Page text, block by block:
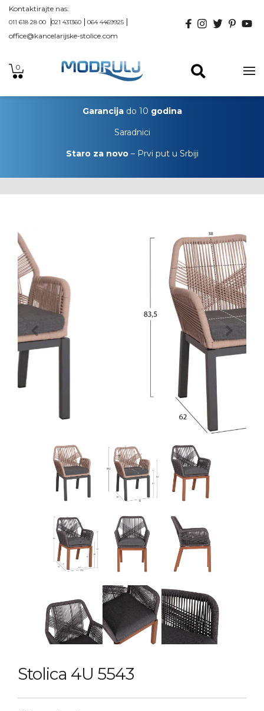
Kontaktirajte nas:
011 618 28 00 021 431360 064 4469925
office@kancelarijske-stolice.com
0
Garancijado 10 godina
Saradnici
Staro za novo– Prvi put u Srbiji
Previous Next
Stolica 4U 5543